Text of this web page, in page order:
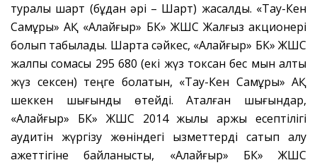
туралы шарт (бұдан әрі – Шарт) жасалды. «Тау-Кен
Самұрық» АҚ «Алайғыр» БК» ЖШС Жалғыз акционері
болып табылады. Шартқа сәйкес, «Алайғыр» БК» ЖШС
жалпы сомасы 295 680 (екі жүз токсан бес мын алты
жүз сексен) теңге болатын, «Тау-Кен Самұрық» АҚ
шеккен шығынды өтейді. Аталған шығындар,
«Алайғыр» БК» ЖШС 2014 жылы қаржы есептілігі
аудитін жүргізу жөніндегі қызметтерді сатып алу
қажеттігіне байланысты, «Алайғыр» БК» ЖШС